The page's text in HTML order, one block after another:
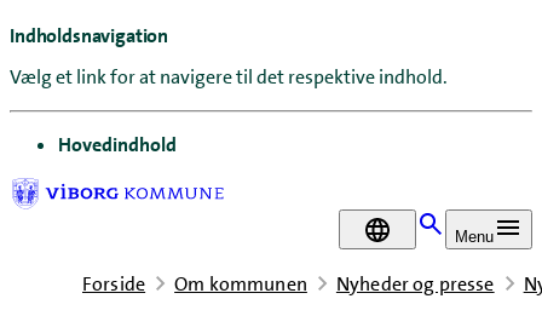
Indholdsnavigation
Vælg et link for at navigere til det respektive indhold.
gå til
Hovedindhold
DA Menu
Forside Om kommunen Nyheder og presse